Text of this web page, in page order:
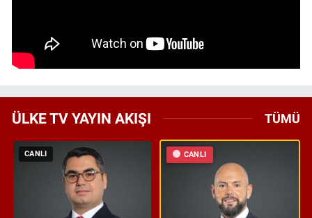
ÜLKE TV YAYIN AKIŞI TÜMÜ
CANLI CANLI